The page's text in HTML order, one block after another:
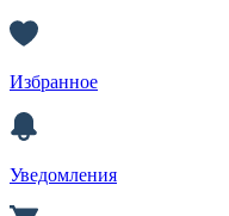
Избранное
Уведомления